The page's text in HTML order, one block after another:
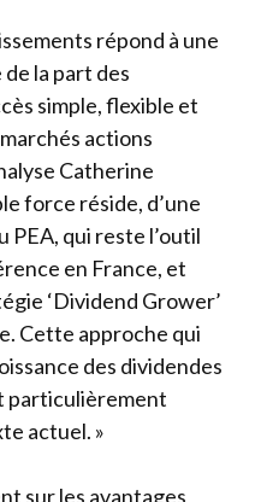
répond à une
la part des
simple, flexible et
actions
Catherine
force réside, d’une
PEA, qui reste l’outil
en France, et
‘Dividend Grower’
Cette approche qui
des dividendes
particulièrement
actuel. »
sur les avantages